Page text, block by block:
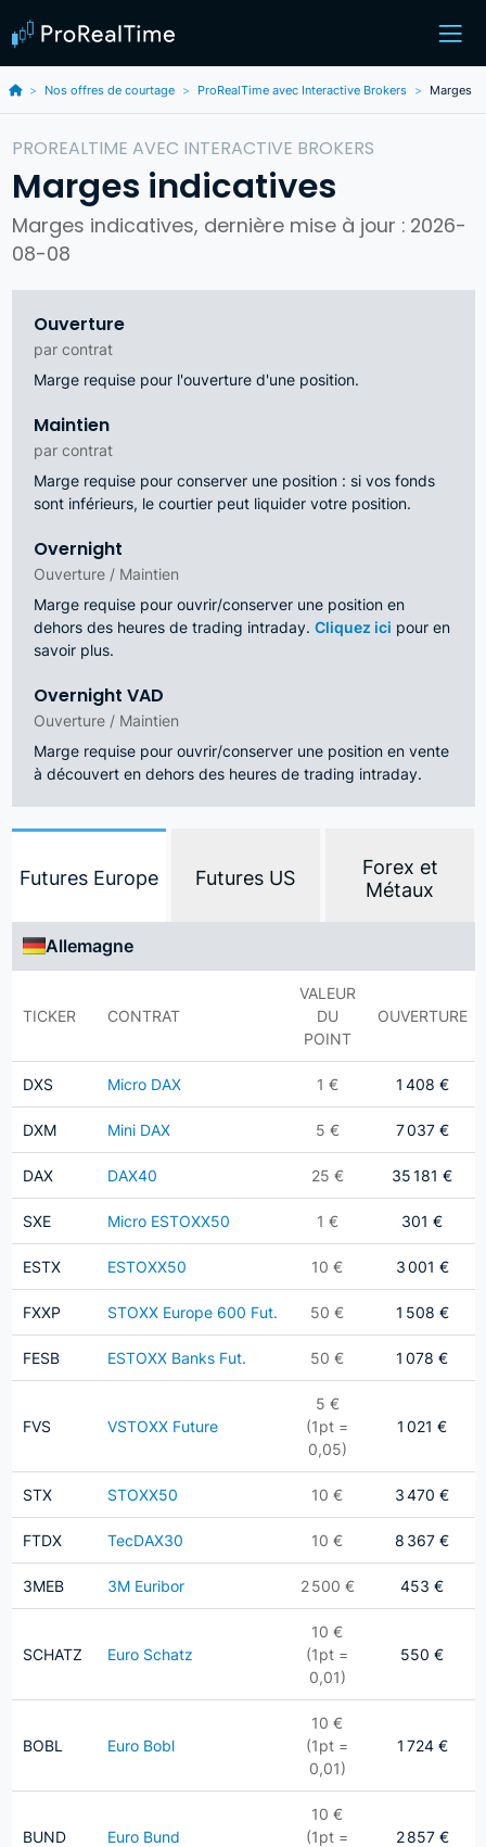
Nos offres de courtage ProRealTime avec Interactive Brokers Marges
PROREALTIME AVEC INTERACTIVE BROKERS
Marges indicatives
Marges indicatives, dernière mise à jour : 2026-
08-08
Ouverture
par contrat
Marge requise pour l'ouverture d'une position.
Maintien
par contrat
Marge requise pour conserver une position : si vos fonds
sont inférieurs, le courtier peut liquider votre position.
Overnight
Ouverture / Maintien
Marge requise pour ouvrir/conserver une position en
dehors des heures de trading intraday. Cliquez ici pour en
savoir plus.
Overnight VAD
Ouverture / Maintien
Marge requise pour ouvrir/conserver une position en vente
à découvert en dehors des heures de trading intraday.
Futures Europe Futures US
Forex et
Métaux
Allemagne
TICKER CONTRAT
VALEUR
DU
POINT
OUVERTURE
DXS Micro DAX 1 € 1 408 €
DXM Mini DAX 5 € 7 037 €
DAX DAX40 25 € 35 181 €
SXE Micro ESTOXX50 1 € 301 €
ESTX ESTOXX50 10 € 3 001 €
FXXP STOXX Europe 600 Fut. 50 € 1 508 €
FESB ESTOXX Banks Fut. 50 € 1 078 €
FVS VSTOXX Future
5 €
(1pt =
0,05)
1 021 €
STX STOXX50 10 € 3 470 €
FTDX TecDAX30 10 € 8 367 €
3MEB 3M Euribor 2 500 € 453 €
SCHATZ Euro Schatz
10 €
(1pt =
0,01)
550 €
BOBL Euro Bobl
10 €
(1pt =
0,01)
1 724 €
BUND Euro Bund
10 €
(1pt =
2 857 €